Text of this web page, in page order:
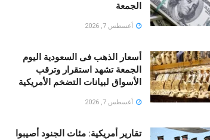
الجمعة
أغسطس 7, 2026
أسعار الذهب فى السعودية اليوم
الجمعة تشهد استقرار وترقب
الأسواق لبيانات التضخم الأمريكية
أغسطس 7, 2026
تقارير أمريكية: مئات الجنود أُصيبوا